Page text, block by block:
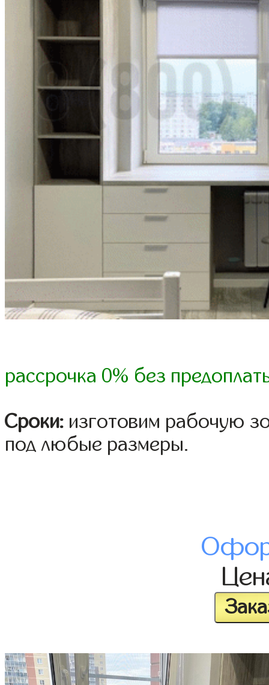
рассрочка 0% без
Сроки: изготовим рабочую
под любые размеры.